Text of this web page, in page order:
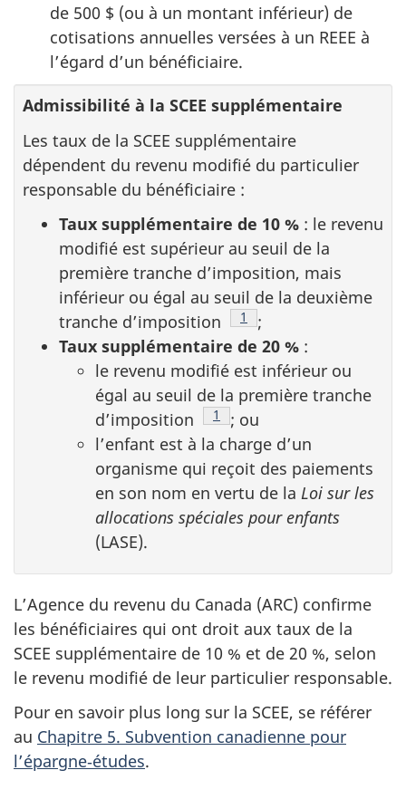
de 500 $ (ou à un montant inférieur) de
cotisations annuelles versées à un REEE à
l’égard d’un bénéficiaire.
Admissibilité à la SCEE supplémentaire
Les taux de la SCEE supplémentaire
dépendent du revenu modifié du particulier
responsable du bénéficiaire :
Taux supplémentaire de 10 % : le revenu
modifié est supérieur au seuil de la
première tranche d’imposition, mais
inférieur ou égal au seuil de la deuxième
tranche d’imposition
Note de bas de page
1
;
Taux supplémentaire de 20 % :
le revenu modifié est inférieur ou
égal au seuil de la première tranche
d’imposition
Note de bas de page
1
; ou
l’enfant est à la charge d’un
organisme qui reçoit des paiements
en son nom en vertu de la Loi sur les
allocations spéciales pour enfants
(LASE).
L’Agence du revenu du Canada (ARC) confirme
les bénéficiaires qui ont droit aux taux de la
SCEE supplémentaire de 10 % et de 20 %, selon
le revenu modifié de leur particulier responsable.
Pour en savoir plus long sur la SCEE, se référer
au Chapitre 5. Subvention canadienne pour
l’épargne‑études.